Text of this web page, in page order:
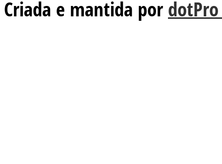
Criada e mantida por